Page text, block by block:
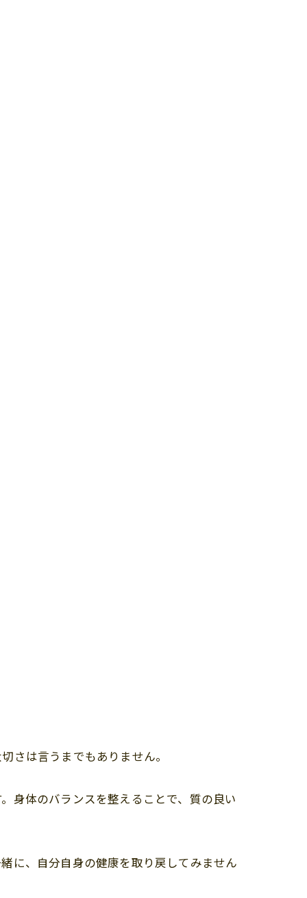
さは言うまでもありません。
身体のバランスを整えることで、質の良い
に、自分自身の健康を取り戻してみません